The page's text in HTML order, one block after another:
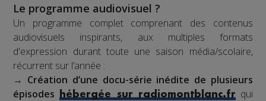
Le programme audiovisuel ?
Un programme complet comprenant des contenus
audiovisuels inspirants, aux multiples formats
d'expression durant toute une saison média/scolaire,
récurrent sur l’année :
→ Création d’une docu-série inédite de plusieurs
épisodes
hébergée sur radiomontblanc.frqui